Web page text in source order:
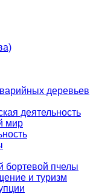
деревьев
деятельность
мир
бортевой пчелы
и туризм